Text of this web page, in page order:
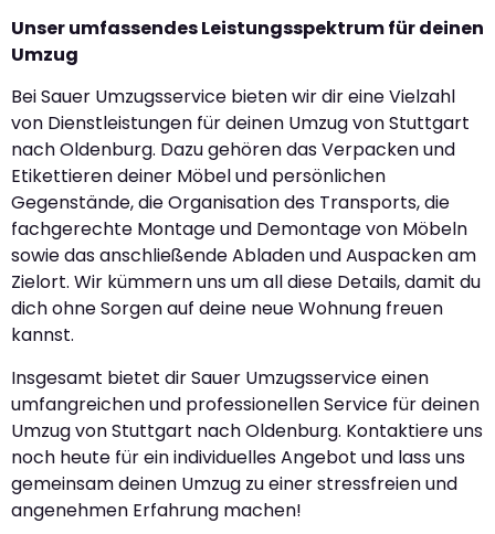
Unser umfassendes Leistungsspektrum für deinen
Umzug
Bei Sauer Umzugsservice bieten wir dir eine Vielzahl
von Dienstleistungen für deinen Umzug von Stuttgart
nach Oldenburg. Dazu gehören das Verpacken und
Etikettieren deiner Möbel und persönlichen
Gegenstände, die Organisation des Transports, die
fachgerechte Montage und Demontage von Möbeln
sowie das anschließende Abladen und Auspacken am
Zielort. Wir kümmern uns um all diese Details, damit du
dich ohne Sorgen auf deine neue Wohnung freuen
kannst.
Insgesamt bietet dir Sauer Umzugsservice einen
umfangreichen und professionellen Service für deinen
Umzug von Stuttgart nach Oldenburg. Kontaktiere uns
noch heute für ein individuelles Angebot und lass uns
gemeinsam deinen Umzug zu einer stressfreien und
angenehmen Erfahrung machen!